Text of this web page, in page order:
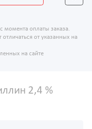
момента оплаты заказа.
от указанных на
на сайте
2,4 %